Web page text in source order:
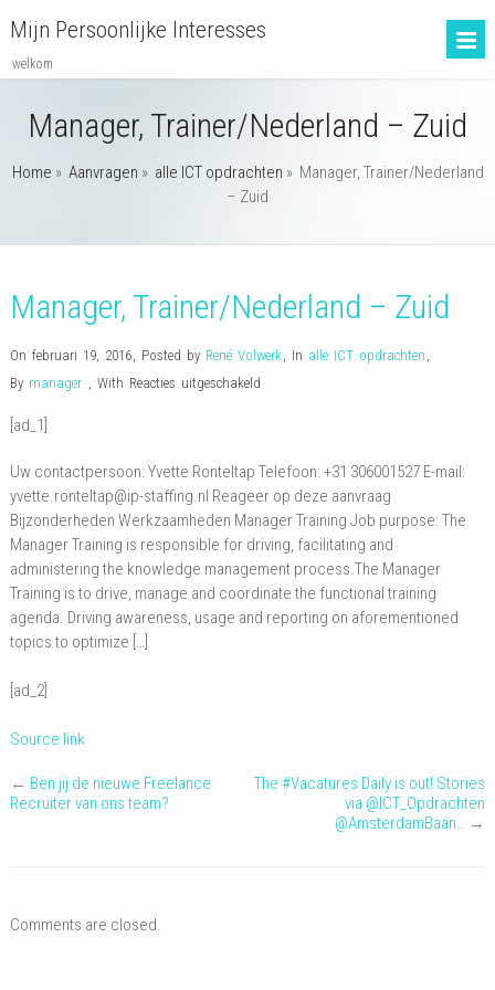
Mijn Persoonlijke Interesses
welkom
Manager, Trainer/Nederland – Zuid
Home » Aanvragen » alle ICT opdrachten » Manager, Trainer/Nederland
– Zuid
Manager, Trainer/Nederland – Zuid
On februari 19, 2016, Posted by René Volwerk, In alle ICT opdrachten ,
By manager , With Reacties uitgeschakeldvoor
–
Zuid
[ad_1]
Uw contactpersoon: Yvette Ronteltap Telefoon: +31 306001527 E-mail:
yvette.ronteltap@ip-staffing.nl Reageer op deze aanvraag
Bijzonderheden Werkzaamheden Manager Training Job purpose: The
Manager Training is responsible for driving, facilitating and
administering the knowledge management process.The Manager
Training is to drive, manage and coordinate the functional training
agenda. Driving awareness, usage and reporting on aforementioned
topics to optimize […]
[ad_2]
Source link
← Ben jij de nieuwe Freelance
Recruiter van ons team?
The #Vacatures Daily is out! Stories
via @ICT_Opdrachten
@AmsterdamBaan… →
Comments are closed.